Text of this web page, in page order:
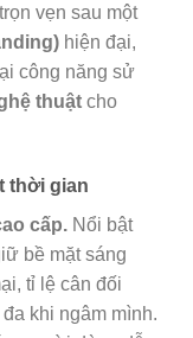
vẹn sau một
hiện đại,
công năng sử
thuật cho
thời gian
cấp. Nổi bật
bề mặt sáng
tỉ lệ cân đối
khi ngâm mình.